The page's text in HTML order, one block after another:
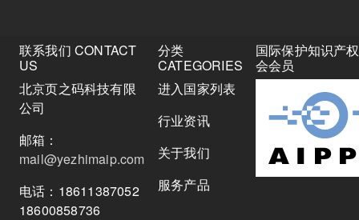
联系我们 CONTACT
US
北京页之码科技有限
公司
邮箱：
mail@yezhimaip.com
电话：18611387052
18600858736
分类
CATEGORIES
进入国家列表
行业资讯
关于我们
服务产品
国际保护知识产
会会员